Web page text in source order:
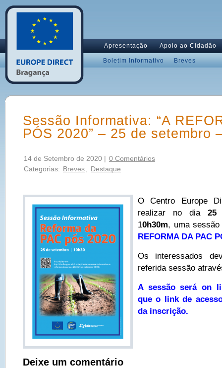
Apresentação Apoio ao Cidadão
Boletim Informativo Breves
Sessão Informativa: “A
PÓS 2020” – 25 de setembro
14 de Setembro de 2020 | 0 Comentários
Categorias: Breves Destaque
O Centro Europe
realizar no dia 25
10h30m, uma
REFORMA DA PAC
Os interessados
referida sessão
A sessão será on
que o link de
da inscrição.
Deixe um comentário